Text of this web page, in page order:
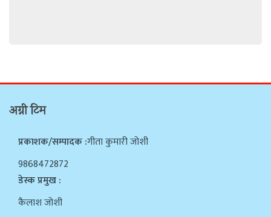
अग्नी टिम
प्रकाशक/सम्पादक :गीता कुमारी जोशी
9868472872
डेस्क प्रमुख :
कैलाश जोशी